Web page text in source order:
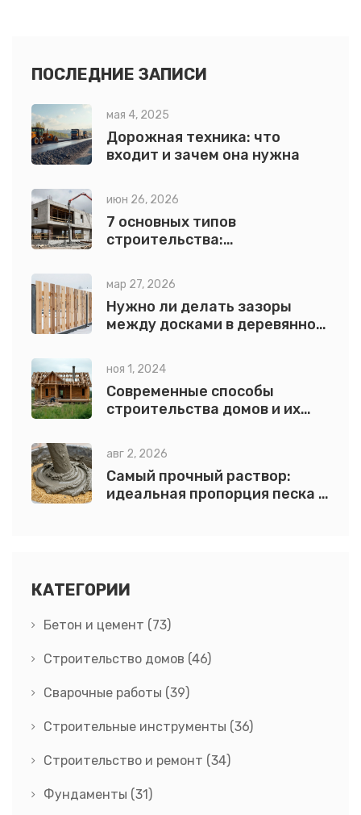
Мы исследуем различные факторы, включая опыт и
перспективы сварщиков.
ПОСЛЕДНИЕ ЗАПИСИ
мая 4, 2025
Дорожная техника: что
входит и зачем она нужна
июн 26, 2026
7 основных типов
строительства:
технологии возведения
зданий
мар 27, 2026
Нужно ли делать зазоры
между досками в деревянном
ноя 1, 2024
Современные способы
строительства домов и их
авг 2, 2026
Самый прочный раствор:
идеальная пропорция песка и
КАТЕГОРИИ
Бетон и цемент (73)
Строительство домов (46)
Сварочные работы (39)
Строительные инструменты (36)
Строительство и ремонт (34)
Фундаменты (31)